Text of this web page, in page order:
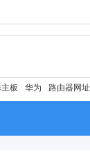
板 华为 路由器网址